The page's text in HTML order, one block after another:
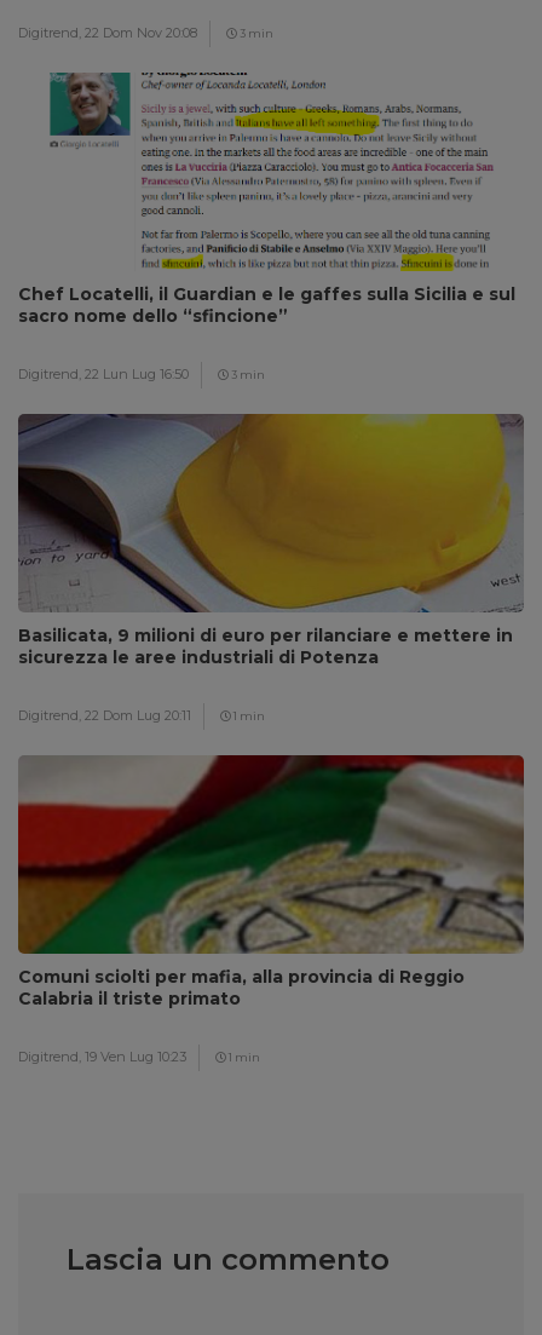
Digitrend, 22 Dom Nov 20:08 3 min
Chef Locatelli, il Guardian e le gaffes sulla Sicilia e sul
sacro nome dello “sfincione”
Digitrend, 22 Lun Lug 16:50 3 min
Basilicata, 9 milioni di euro per rilanciare e mettere in
sicurezza le aree industriali di Potenza
Digitrend, 22 Dom Lug 20:11 1 min
Comuni sciolti per mafia, alla provincia di Reggio
Calabria il triste primato
Digitrend, 19 Ven Lug 10:23 1 min
Lascia un commento